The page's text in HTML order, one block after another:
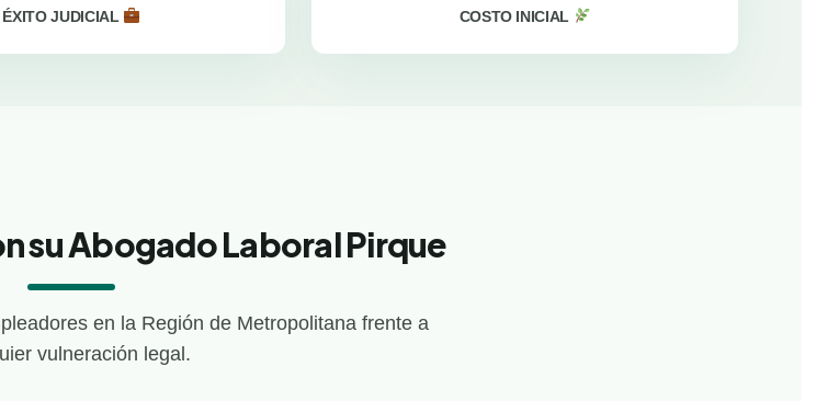
ÉXITO JUDICIAL COSTO INICIAL
su Abogado Laboral Pirque
en la Región de Metropolitana frente a
vulneración legal.